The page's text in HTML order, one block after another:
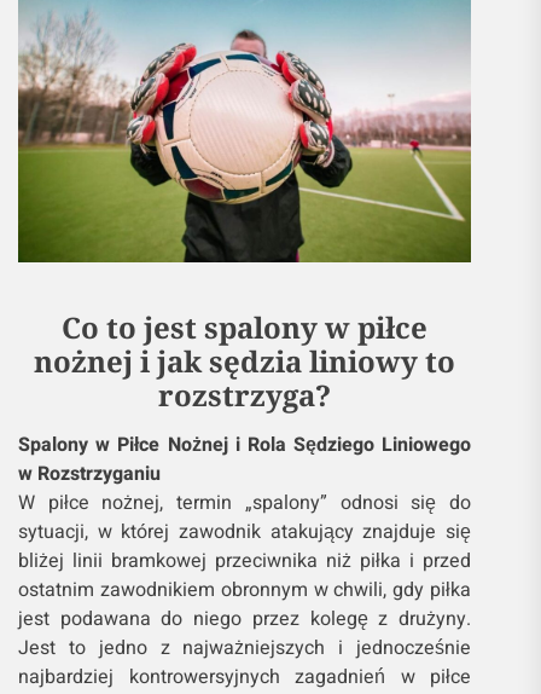
Co to jest spalony w piłce
nożnej i jak sędzia liniowy to
rozstrzyga?
Spalony w Piłce Nożnej i Rola Sędziego Liniowego
w Rozstrzyganiu
W piłce nożnej, termin „spalony” odnosi się do
sytuacji, w której zawodnik atakujący znajduje się
bliżej linii bramkowej przeciwnika niż piłka i przed
ostatnim zawodnikiem obronnym w chwili, gdy piłka
jest podawana do niego przez kolegę z drużyny.
Jest to jedno z najważniejszych i jednocześnie
najbardziej kontrowersyjnych zagadnień w piłce